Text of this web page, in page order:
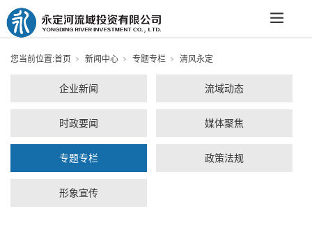
您当前位置:首页 新闻中心 专题专栏 清风永定
企业新闻 流域动态
时政要闻 媒体聚焦
专题专栏 政策法规
形象宣传